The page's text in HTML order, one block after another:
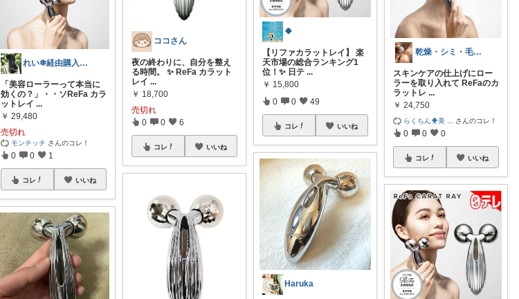
れい❄︎経由購入ありがとうございます✨️
「美容ローラーって本当に
効くの？」・・ソReFa カラ
ットレイ ...
￥ 29,480
売切れ
モンチッチ さんのコレ！
0 0 1
コレ いいね
ココさん
夜の終わりに、自分を整え
る時間。 ✨ ReFa カラット
レイ ...
￥ 18,700
売切れ
0 0 6
コレ いいね
🍀
【リファカラットレイ】 楽
天市場の総合ランキング1
位！✨ 日テ ...
￥ 15,800
0 0 49
コレ いいね
Haruka
乾燥・シミ・毛穴に悩む方へ｜美容アイテム
スキンケアの仕上げにロー
ラーを取り入れて ReFaのカ
ラットレ ...
￥ 24,750
らくちん🐥美 さんのコレ！
0 0 0
コレ いいね